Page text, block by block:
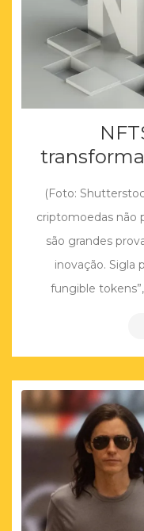
(Foto:
criptomoedas não
são grandes
inovação. Sigla
fungible